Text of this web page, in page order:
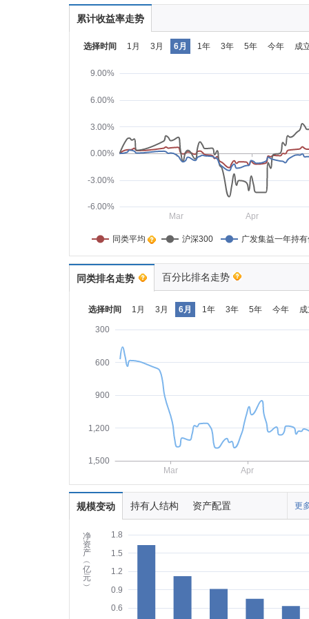
累计收益率走势
选择时间 1月 3月 6月 1年 3年 5年 今年 成
-6.00%
-3.00%
0.00%
3.00%
6.00%
9.00%
Mar Apr
同类平均 沪深300 广发集益一年持
同类排名走势 百分比排名走势
选择时间 1月 3月 6月 1年 3年 5年 今年
300
600
900
1,200
1,500
Mar
Apr
规模变动 持有人结构 资产配置 更
净
资
产
︵
亿
元
︶
0.6
0.9
1.2
1.5
1.8